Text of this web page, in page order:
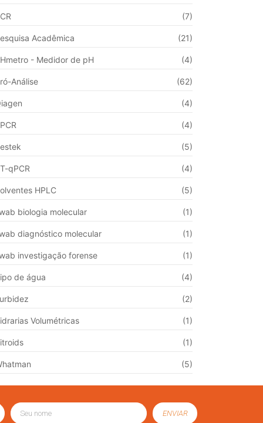
(7)
Acadêmica (21)
- Medidor de pH (4)
Análise (62)
(4)
(4)
(5)
qPCR (4)
HPLC (5)
biologia molecular (1)
diagnóstico molecular (1)
investigação forense (1)
de água (4)
(2)
Volumétricas (1)
(1)
(5)
ENVIAR